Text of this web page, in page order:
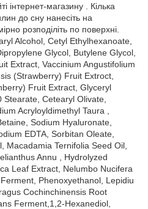
інтернет-магазину . Кілька
до сну нанесіть на
розподіліть по поверхні.
Alcohol, Cetyl Ethylhexanoate,
Glycol, Butylene Glycol,
Extract, Vaccinium Angustifolium
(Strawberry) Fruit Extroct,
Fruit Extract, Glyceryl
Cetearyl Olivate,
Acryloyldimethyl Taura ,
Sodium Hyaluronate,
EDTA, Sorbitan Oleate,
Macadamia Ternifolia Seed Oil,
Annu , Hydrolyzed
Leaf Extract, Nelumbo Nucifera
Phenoxyethanol, Lepidiu
Cochinchinensis Root
Ferment,1,2-Hexanediol,